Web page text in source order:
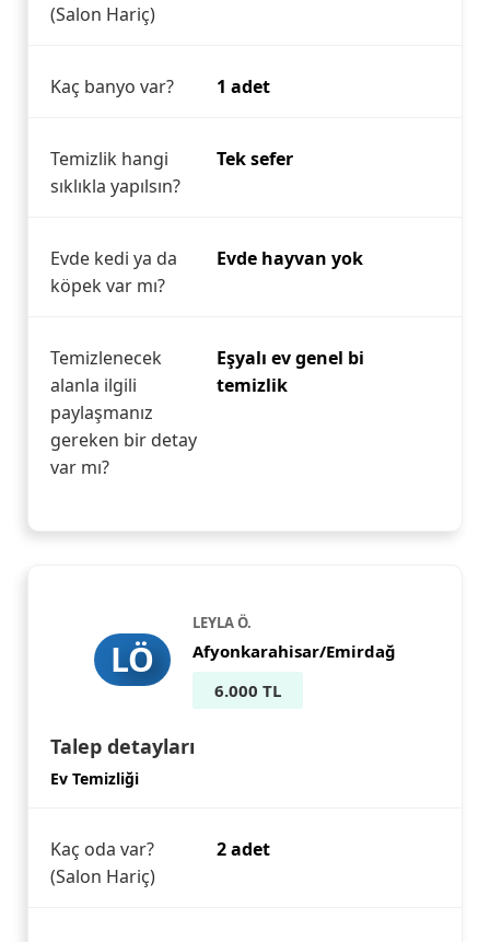
(Salon Hariç)
Kaç banyo var? 1 adet
Temizlik hangi
sıklıkla yapılsın?
Tek sefer
Evde kedi ya da
köpek var mı?
Evde hayvan yok
Temizlenecek
alanla ilgili
paylaşmanız
gereken bir detay
var mı?
Eşyalı ev genel bi
temizlik
LÖ
LEYLA Ö.
Afyonkarahisar/Emirdağ
6.000 TL
Talep detayları
Ev Temizliği
Kaç oda var?
(Salon Hariç)
2 adet